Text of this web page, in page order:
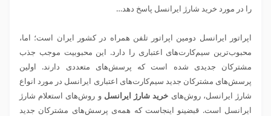
را در مورد خرید شارژ ایرانسل پاسخ دهد…
اپراتور ایرانسل دومین اپراتور تلفن همراه در کشور ایران است؛ اما،
محبوب‌ترین سیم‌کارت‌های اعتباری را دارد. این محبوبیت موجب جذب
مشترکان جدیدی شده است که پرسش‌های متعددی دارند. اولین
پرسش‌های مشترکان جدید سیم‌کارت‌های اعتباری ایرانسل در مورد انواع
شارژ ایرانسل، روش‌های خرید شارژ ایرانسل و روش‌های استعلام شارژ
ایرانسل است. قبضینو اینجاست که همه‌ی پرسش‌های مشترکان جدید